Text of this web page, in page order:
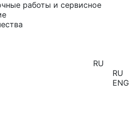
работы и сервисное
RU
RU
ENG